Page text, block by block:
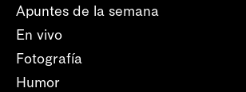
Apuntes de la semana
En vivo
Fotografía
Humor